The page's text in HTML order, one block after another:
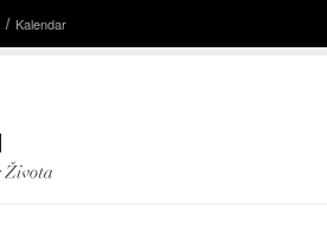
Kalendar